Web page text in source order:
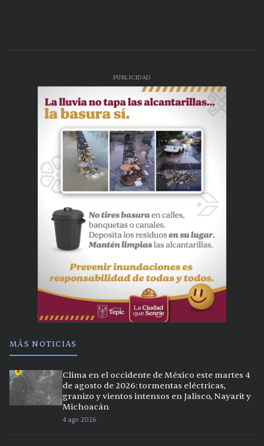
PUBLICIDAD
MÁS NOTICIAS
Clima en el occidente de México este martes 4
de agosto de 2026: tormentas eléctricas,
granizo y vientos intensos en Jalisco, Nayarit y
Michoacán
4 ago 2026